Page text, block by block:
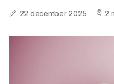
22 december 2025 2